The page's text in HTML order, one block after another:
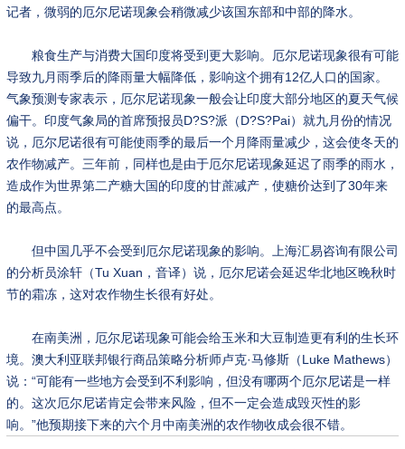
记者，微弱的厄尔尼诺现象会稍微减少该国东部和中部的降水。
粮食生产与消费大国印度将受到更大影响。厄尔尼诺现象很有可能
导致九月雨季后的降雨量大幅降低，影响这个拥有12亿人口的国家。
气象预测专家表示，厄尔尼诺现象一般会让印度大部分地区的夏天气候
偏干。印度气象局的首席预报员D?S?派（D?S?Pai）就九月份的情况
说，厄尔尼诺很有可能使雨季的最后一个月降雨量减少，这会使冬天的
农作物减产。三年前，同样也是由于厄尔尼诺现象延迟了雨季的雨水，
造成作为世界第二产糖大国的印度的甘蔗减产，使糖价达到了30年来
的最高点。
但中国几乎不会受到厄尔尼诺现象的影响。上海汇易咨询有限公司
的分析员涂轩（Tu Xuan，音译）说，厄尔尼诺会延迟华北地区晚秋时
节的霜冻，这对农作物生长很有好处。
在南美洲，厄尔尼诺现象可能会给玉米和大豆制造更有利的生长环
境。澳大利亚联邦银行商品策略分析师卢克·马修斯（Luke Mathews）
说：“可能有一些地方会受到不利影响，但没有哪两个厄尔尼诺是一样
的。这次厄尔尼诺肯定会带来风险，但不一定会造成毁灭性的影
响。”他预期接下来的六个月中南美洲的农作物收成会很不错。